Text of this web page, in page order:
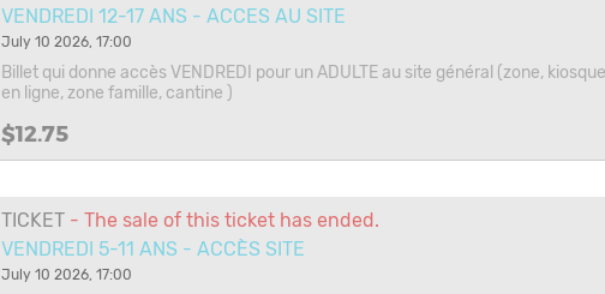
VENDREDI 12-17 ANS - ACCES AU SITE
July 10 2026, 17:00
Billet qui donne accès VENDREDI pour un ADULTE au site général (zone,
en ligne, zone famille, cantine )
$12.75
TICKET- The sale of this ticket has ended.
VENDREDI 5-11 ANS - ACCÈS SITE
July 10 2026, 17:00